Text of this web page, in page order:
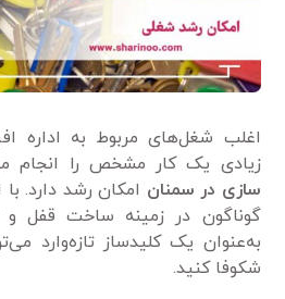
اغلب شغل‌های مربوط به اداره
زیادی یک کار مشخص را انجام
سازی در سمنان امکان رشد دارد.
گوناگون در زمینه ساخت قفل و
به‌عنوان یک کلیدساز تازه‌وارد
شکوفا کنید.